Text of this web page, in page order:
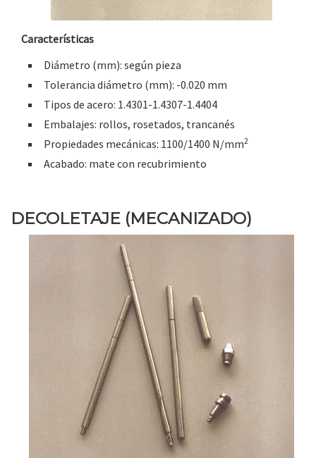
Características
Diámetro (mm): según pieza
Tolerancia diámetro (mm): -0.020 mm
Tipos de acero: 1.4301-1.4307-1.4404
Embalajes: rollos, rosetados, trancanés
Propiedades mecánicas: 1100/1400 N/mm2
Acabado: mate con recubrimiento
DECOLETAJE (MECANIZADO)